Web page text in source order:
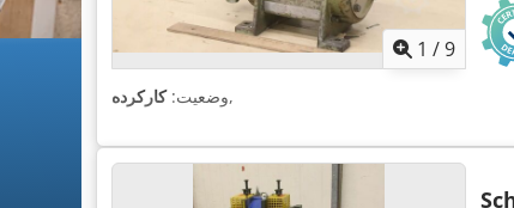
1 /9
وضعیت:کارکرده ,